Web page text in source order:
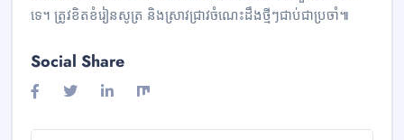
ទេ។ ត្រូវខិតខំរៀនសូត្រ និងស្រាវជ្រាវចំណេះដឹងថ្មីៗជាប់ជាប្រចាំ៕
Social Share